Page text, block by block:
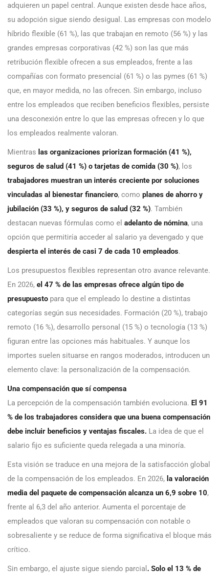
adquieren un papel central. Aunque existen desde hace años,
su adopción sigue siendo desigual. Las empresas con modelo
híbrido flexible (61 %), las que trabajan en remoto (56 %) y las
grandes empresas corporativas (42 %) son las que más
retribución flexible ofrecen a sus empleados, frente a las
compañías con formato presencial (61 %) o las pymes (61 %)
que, en mayor medida, no las ofrecen. Sin embargo, incluso
entre los empleados que reciben beneficios flexibles, persiste
una desconexión entre lo que las empresas ofrecen y lo que
los empleados realmente valoran.
Mientras las organizaciones priorizan formación (41 %),
seguros de salud (41 %) o tarjetas de comida (30 %), los
trabajadores muestran un interés creciente por soluciones
vinculadas al bienestar financiero, como planes de ahorro y
jubilación (33 %), y seguros de salud (32 %). También
destacan nuevas fórmulas como el adelanto de nómina, una
opción que permitiría acceder al salario ya devengado y que
despierta el interés de casi 7 de cada 10 empleados.
Los presupuestos flexibles representan otro avance relevante.
En 2026, el 47 % de las empresas ofrece algún tipo de
presupuesto para que el empleado lo destine a distintas
categorías según sus necesidades. Formación (20 %), trabajo
remoto (16 %), desarrollo personal (15 %) o tecnología (13 %)
figuran entre las opciones más habituales. Y aunque los
importes suelen situarse en rangos moderados, introducen un
elemento clave: la personalización de la compensación.
Una compensación que sí compensa
La percepción de la compensación también evoluciona. El 91
% de los trabajadores considera que una buena compensación
debe incluir beneficios y ventajas fiscales. La idea de que el
salario fijo es suficiente queda relegada a una minoría.
Esta visión se traduce en una mejora de la satisfacción global
de la compensación de los empleados. En 2026, la valoración
media del paquete de compensación alcanza un 6,9 sobre 10,
frente al 6,3 del año anterior. Aumenta el porcentaje de
empleados que valoran su compensación con notable o
sobresaliente y se reduce de forma significativa el bloque más
crítico.
Sin embargo, el ajuste sigue siendo parcial . Solo el 13 % de